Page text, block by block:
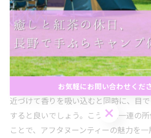
紅茶にミルクやレモンを加える場合は
味を一度確かめてから加えると、味の
ます。特にアフタヌーンティーでは、
から始めるのが基本とされており、好
やレモンを加える流れが一般的です。
紅茶の香りを存分に楽しみたい方は、カ
近づけて香りを吸い込むと同時に、目
すると良いでしょう。こうした一連の
ことで、アフタヌーンティーの魅力を
お気軽にお問い合わせくださ
お気軽にお問い合わせくだ